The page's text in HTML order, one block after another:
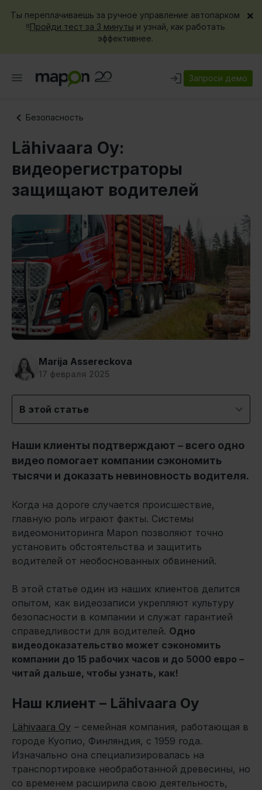
Ты переплачиваешь за ручное управление автопарком
‼️Пройди тест за 3 минуты и узнай, как работать
эффективнее.
×
Запроси демо
Безопасность
Lähivaara Oy:
видеорегистраторы
защищают водителей
Marija Assereckova
17 февраля 2025
В этой статье
Наши клиенты подтверждают – всего одно
видео помогает компании сэкономить
тысячи и доказать невиновность водителя.
Когда на дороге случается происшествие,
главную роль играют факты. Системы
видеомониторинга Mapon позволяют точно
установить обстоятельства и защитить
водителей от необоснованных обвинений.
В этой статье один из наших клиентов делится
опытом, как видеозаписи укрепляют культуру
безопасности в компании и служат гарантией
справедливости для водителей. Одно
видеодоказательство может сэкономить
компании до 15 рабочих часов и до 5000 евро –
читай дальше, чтобы узнать, как!
Наш клиент – Lähivaara Oy
Lähivaara Oy – семейная компания, работающая в
городе Куопио, Финляндия, с 1959 года.
Изначально она специализировалась на
транспортировке необработанной древесины, но
со временем расширила свою деятельность,